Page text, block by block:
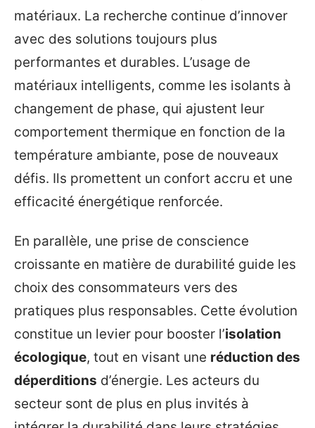
matériaux. La recherche continue d’innover
avec des solutions toujours plus
performantes et durables. L’usage de
matériaux intelligents, comme les isolants à
changement de phase, qui ajustent leur
comportement thermique en fonction de la
température ambiante, pose de nouveaux
défis. Ils promettent un confort accru et une
efficacité énergétique renforcée.
En parallèle, une prise de conscience
croissante en matière de durabilité guide les
choix des consommateurs vers des
pratiques plus responsables. Cette évolution
constitue un levier pour booster l’isolation
écologique, tout en visant une réduction des
déperditions d’énergie. Les acteurs du
secteur sont de plus en plus invités à